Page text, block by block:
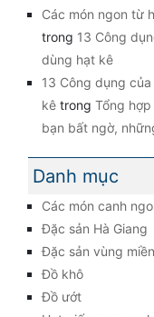
Các món ngon từ
trong 13 Công
dùng hạt kê
13 Công dụng
kê trong Tổng
bạn bất ngờ,
Danh mục
Các món canh
Đặc sản Hà Giang
Đặc sản vùng miền
Đồ khô
Đồ ướt